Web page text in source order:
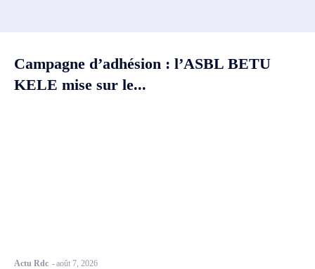
Campagne d’adhésion : l’ASBL BETU
KELE mise sur le...
Actu Rdc -août 7, 2026